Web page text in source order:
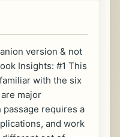
version & not
Insights: #1 This
with the six
major
requires a
and work